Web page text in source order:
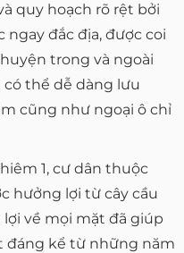
quy hoạch rõ rệt bởi
ngay đắc địa, được coi
trong và ngoài
có thể dễ dàng lưu
cũng như ngoại ô chỉ
1, cư dân thuộc
hưởng lợi từ cây cầu
về mọi mặt đã giúp
đáng kể từ những năm